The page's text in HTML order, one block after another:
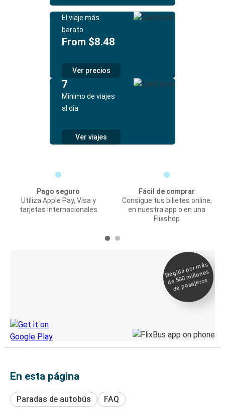
El viaje más
barato
From $8.48
Ver precios
7
Mínimo de viajes
al día
Ver viajes
Pago seguro
Utiliza Apple Pay, Visa y
tarjetas internacionales
Fácil de comprar
Consigue tus billetes online,
en nuestra app o en una
Flixshop
Elegida por
más
de 500
millones
de pasajeros
En esta página
Paradas de autobús FAQ